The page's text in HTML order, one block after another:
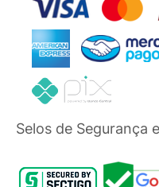
Selos de Segurança